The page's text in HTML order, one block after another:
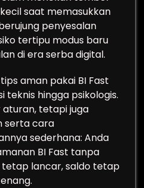
saat memasukkan
penyesalan
tertipu modus baru
di era serba digital.
aman pakai BI Fast
teknis hingga psikologis.
tetapi juga
serta cara
sederhana: Anda
BI Fast tanpa
lancar, saldo tetap